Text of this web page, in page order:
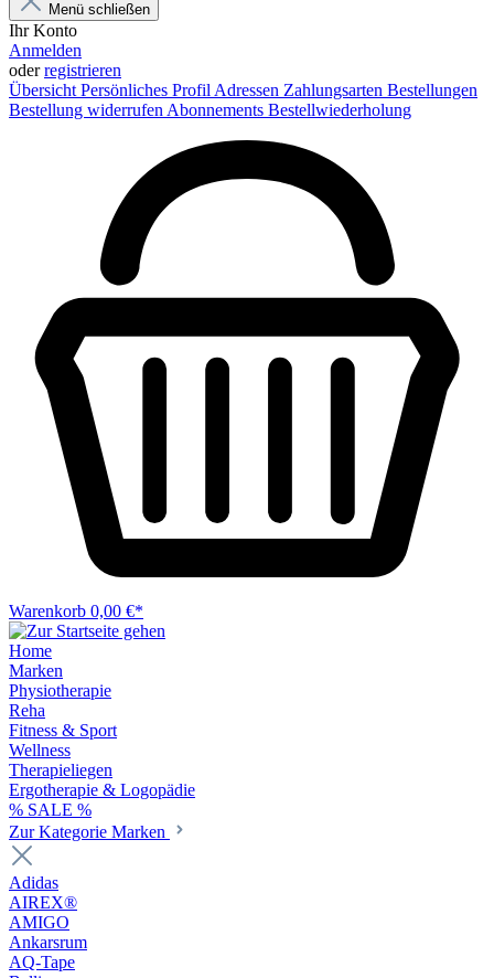
Menü schließen
Ihr Konto
Anmelden
oderregistrieren
Übersicht Persönliches Profil Adressen Zahlungsarten Bestellungen
Bestellung widerrufen Abonnements Bestellwiederholung
Warenkorb 0,00 €*
Home
Marken
Physiotherapie
Reha
Fitness & Sport
Wellness
Therapieliegen
Ergotherapie & Logopädie
% SALE %
Zur Kategorie Marken
Adidas
AIREX®
AMIGO
Ankarsrum
AQ-Tape